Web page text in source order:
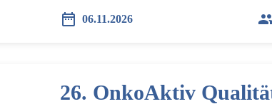
06.11.2026
26. OnkoAktiv